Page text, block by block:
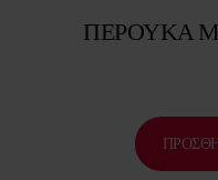
ΠΕΡΟΥΚΑ